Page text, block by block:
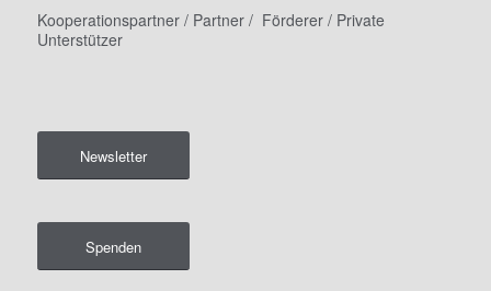
Kooperationspartner / Partner / Förderer / Private
Unterstützer
Newsletter
Spenden